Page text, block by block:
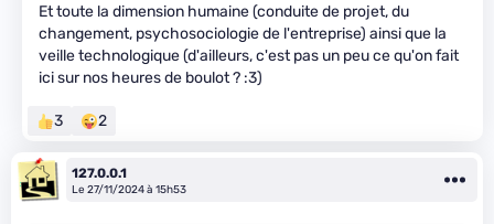
Et toute la dimension humaine (conduite de projet, du
changement, psychosociologie de l'entreprise) ainsi que la
veille technologique (d'ailleurs, c'est pas un peu ce qu'on fait
ici sur nos heures de boulot ? :3)
3 2
127.0.0.1
Le 27/11/2024 à 15h53